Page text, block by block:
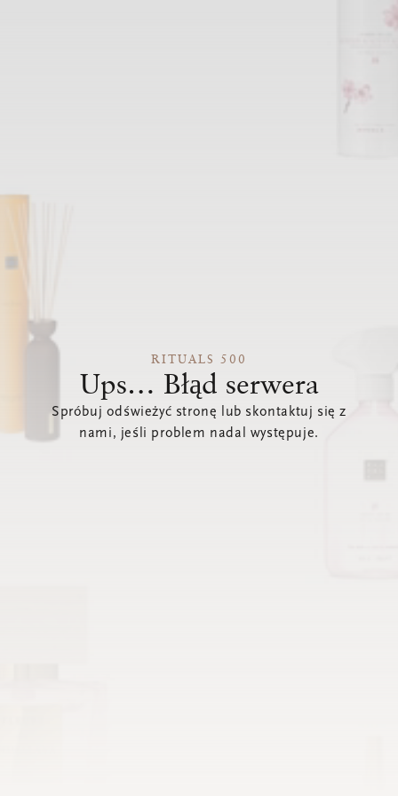
RITUALS 500
Ups… Błąd serwera
Spróbuj odświeżyć stronę lub skontaktuj się z
nami, jeśli problem nadal występuje.